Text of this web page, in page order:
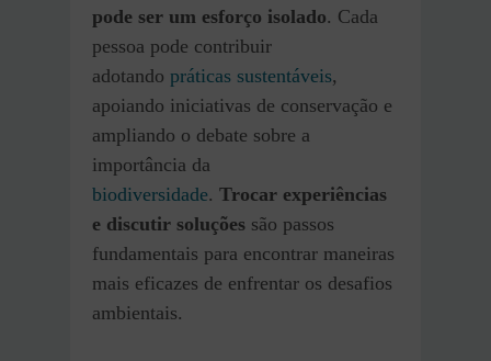
pode ser um esforço isolado. Cada
pessoa pode contribuir
adotando práticas sustentáveis,
apoiando iniciativas de conservação e
ampliando o debate sobre a
importância da
biodiversidade. Trocar experiências
e discutir soluções são passos
fundamentais para encontrar maneiras
mais eficazes de enfrentar os desafios
ambientais.